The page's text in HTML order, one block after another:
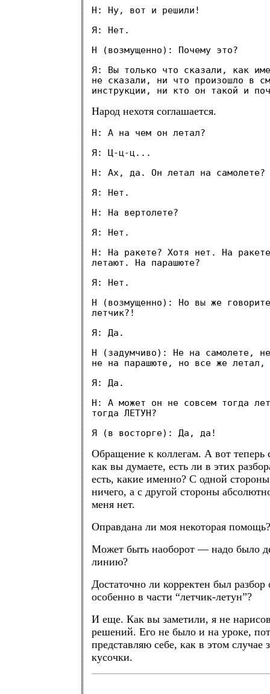
Н: Ну, вот и решили!
Я: Нет.
Н (возмущенно): Почему это?
Я: Вы только что сказали, как
не сказали, ни что произошло в
инструкции, ни кто он такой и
Народ нехотя соглашается.
Н: А на чем он летал?
Я: Ц-ц-ц...
Н: Ах, да. Он летал на самолете?
Я: Нет.
Н: На вертолете?
Я: Нет.
Н: На ракете? Хотя нет. На
летают. На парашюте?
Я: Нет.
Н (возмущенно): Но вы же
летчик?!
Я: Да.
Н (задумчиво): Не на самолете,
не на парашюте, но все же летал,
Я: Да.
Н: А может он не совсем тогда
тогда ЛЕТУН?
Я (в восторге): Да, да!
Обращение к коллегам. А вот теперь
как вы думаете, есть ли в этих
есть, какие именно? С одной
ничего, а с другой стороны
меня нет.
Оправдана ли моя некоторая помощь?
Может быть наоборот — надо было
линию?
Достаточно ли корректен был
особенно в части “летчик-летун”?
И еще. Как вы заметили, я не
решений. Его не было и на уроке,
представляю себе, как в этом случае
кусочки.